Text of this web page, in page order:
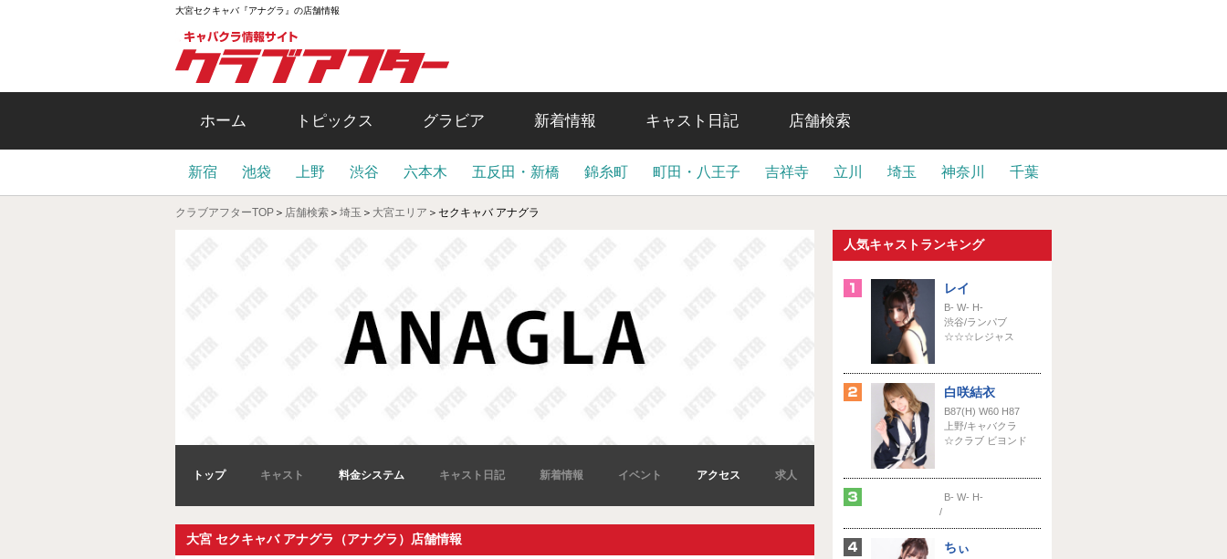
大宮セクキャバ『アナグラ』の店舗情報
ホーム トピックス グラビア 新着情報 キャスト日記 店舗検索
新宿 池袋 上野 渋谷 六本木 五反田・新橋 錦糸町 町田・八王子 吉祥寺 立川 埼玉 神奈川 千葉
クラブアフターTOP ＞ 店舗検索 ＞ 埼玉 ＞ 大宮エリア ＞ セクキャバ アナグラ
トップ キャスト 料金システム キャスト日記 新着情報 イベント アクセス 求人
大宮 セクキャバ アナグラ（アナグラ）店舗情報
人気キャストランキング
レイ
B- W- H-
渋谷/ランパブ
☆☆☆レジャス
白咲結衣
B87(H) W60 H87
上野/キャバクラ
☆クラブ ビヨンド
B- W- H-
/
ちぃ